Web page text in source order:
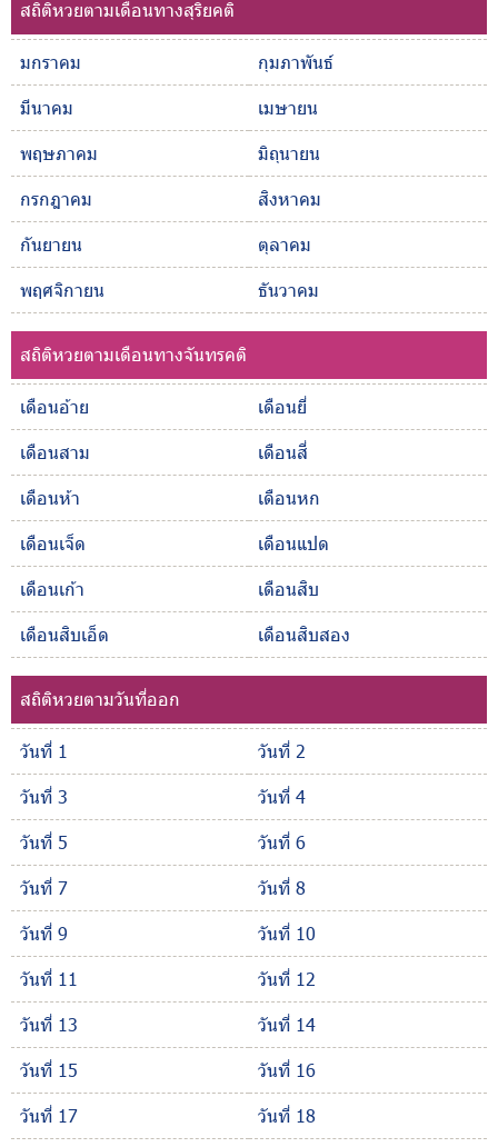
สถิติหวยตามเดือนทางสุริยคติ
มกราคม
กุมภาพันธ์
มีนาคม
เมษายน
พฤษภาคม
มิถุนายน
กรกฎาคม
สิงหาคม
กันยายน
ตุลาคม
พฤศจิกายน
ธันวาคม
สถิติหวยตามเดือนทางจันทรคติ
เดือนอ้าย
เดือนยี่
เดือนสาม
เดือนสี่
เดือนห้า
เดือนหก
เดือนเจ็ด
เดือนแปด
เดือนเก้า
เดือนสิบ
เดือนสิบเอ็ด
เดือนสิบสอง
สถิติหวยตามวันที่ออก
วันที่ 1
วันที่ 2
วันที่ 3
วันที่ 4
วันที่ 5
วันที่ 6
วันที่ 7
วันที่ 8
วันที่ 9
วันที่ 10
วันที่ 11
วันที่ 12
วันที่ 13
วันที่ 14
วันที่ 15
วันที่ 16
วันที่ 17
วันที่ 18